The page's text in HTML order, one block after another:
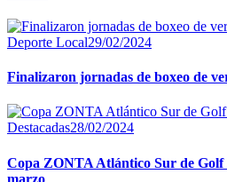
Deporte Local29/02/2024
Finalizaron jornadas de boxeo de
Destacadas28/02/2024
Copa ZONTA Atlántico Sur de Golf
marzo